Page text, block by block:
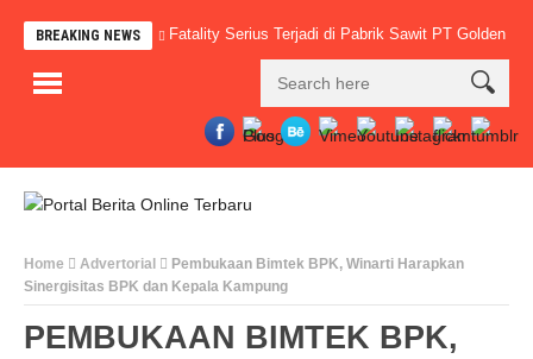
BREAKING NEWS Fatality Serius Terjadi di Pabrik Sawit PT Golden
Home Advertorial
Pembukaan Bimtek BPK, Winarti Harapkan
Sinergisitas BPK dan Kepala Kampung
PEMBUKAAN BIMTEK BPK,